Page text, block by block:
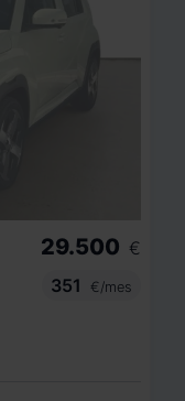
29.500 €
351
€/mes